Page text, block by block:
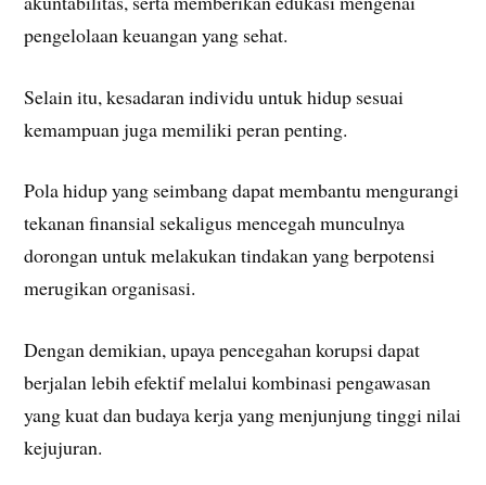
pengelolaan keuangan yang sehat.
Selain itu, kesadaran individu untuk hidup sesuai
kemampuan juga memiliki peran penting.
Pola hidup yang seimbang dapat membantu mengurangi
tekanan finansial sekaligus mencegah munculnya
dorongan untuk melakukan tindakan yang berpotensi
merugikan organisasi.
Dengan demikian, upaya pencegahan korupsi dapat
berjalan lebih efektif melalui kombinasi pengawasan
yang kuat dan budaya kerja yang menjunjung tinggi nilai
kejujuran.